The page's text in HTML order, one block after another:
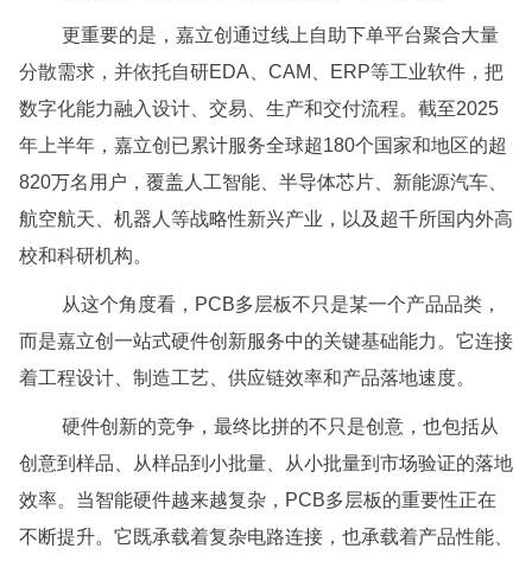
更重要的是，嘉立创通过线上自助下单平台聚合大量
分散需求，并依托自研EDA、CAM、ERP等工业软件，把
数字化能力融入设计、交易、生产和交付流程。截至2025
年上半年，嘉立创已累计服务全球超180个国家和地区的超
820万名用户，覆盖人工智能、半导体芯片、新能源汽车、
航空航天、机器人等战略性新兴产业，以及超千所国内外高
校和科研机构。
从这个角度看，PCB多层板不只是某一个产品品类，
而是嘉立创一站式硬件创新服务中的关键基础能力。它连接
着工程设计、制造工艺、供应链效率和产品落地速度。
硬件创新的竞争，最终比拼的不只是创意，也包括从
创意到样品、从样品到小批量、从小批量到市场验证的落地
效率。当智能硬件越来越复杂，PCB多层板的重要性正在
不断提升。它既承载着复杂电路连接，也承载着产品性能、